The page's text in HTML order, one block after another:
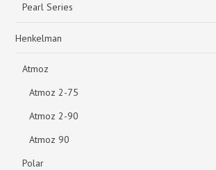
Pearl Series
Henkelman
Atmoz
Atmoz 2-75
Atmoz 2-90
Atmoz 90
Polar